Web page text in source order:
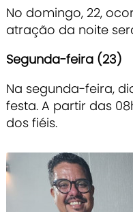
No domingo, 22,
atração da noite
Segunda-feira (23)
Na segunda-feira,
festa. A partir das
dos fiéis.